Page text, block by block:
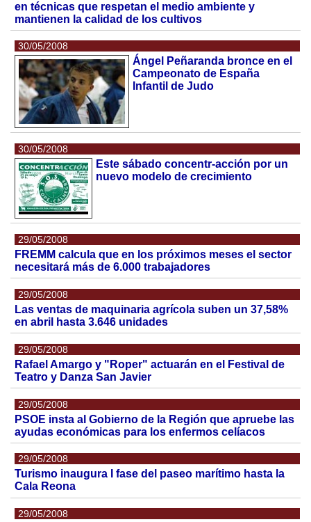
en técnicas que respetan el medio ambiente y
mantienen la calidad de los cultivos
30/05/2008
Ángel Peñaranda bronce en el
Campeonato de España
Infantil de Judo
30/05/2008
Este sábado concentr-acción por un
nuevo modelo de crecimiento
29/05/2008
FREMM calcula que en los próximos meses el sector
necesitará más de 6.000 trabajadores
29/05/2008
Las ventas de maquinaria agrícola suben un 37,58%
en abril hasta 3.646 unidades
29/05/2008
Rafael Amargo y "Roper" actuarán en el Festival de
Teatro y Danza San Javier
29/05/2008
PSOE insta al Gobierno de la Región que apruebe las
ayudas económicas para los enfermos celíacos
29/05/2008
Turismo inaugura I fase del paseo marítimo hasta la
Cala Reona
29/05/2008